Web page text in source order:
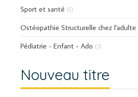
Sport et santé (5)
Ostéopathie Structurelle chez l'adulte
Pédiatrie - Enfant - Ado (7)
Nouveau titre